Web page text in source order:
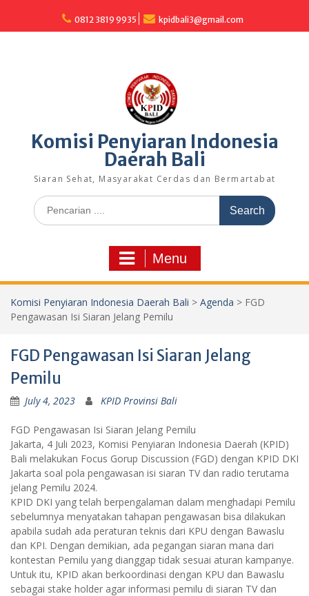
content
0812 3819 9935 kpidbali3@gmail.com
Komisi Penyiaran Indonesia
Daerah Bali
Siaran Sehat, Masyarakat Cerdas dan Bermartabat
Search
for:
Menu
Komisi Penyiaran Indonesia Daerah Bali > Agenda > FGD
Pengawasan Isi Siaran Jelang Pemilu
FGD Pengawasan Isi Siaran Jelang
Pemilu
July 4, 2023 KPID Provinsi Bali
FGD Pengawasan Isi Siaran Jelang Pemilu
Jakarta, 4 Juli 2023, Komisi Penyiaran Indonesia Daerah (KPID)
Bali melakukan Focus Gorup Discussion (FGD) dengan KPID DKI
Jakarta soal pola pengawasan isi siaran TV dan radio terutama
jelang Pemilu 2024.
KPID DKI yang telah berpengalaman dalam menghadapi Pemilu
sebelumnya menyatakan tahapan pengawasan bisa dilakukan
apabila sudah ada peraturan teknis dari KPU dengan Bawaslu
dan KPI. Dengan demikian, ada pegangan siaran mana dari
kontestan Pemilu yang dianggap tidak sesuai aturan kampanye.
Untuk itu, KPID akan berkoordinasi dengan KPU dan Bawaslu
sebagai stake holder agar informasi pemilu di siaran TV dan